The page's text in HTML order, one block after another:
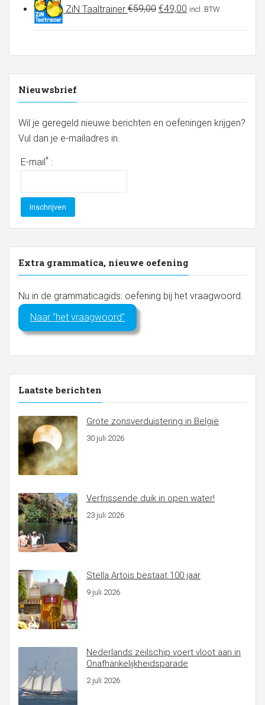
ZiN Taaltrainer €59,00
was:
€49,00
is:
incl. BTW
Nieuwsbrief
Wil je geregeld nieuwe berichten en oefeningen krijgen?
Vul dan je e-mailadres in.
E-mail * :
Extra grammatica, nieuwe oefening
Nu in de grammaticagids: oefening bij het vraagwoord.
Naar "het vraagwoord"
Laatste berichten
Grote zonsverduistering in België
30 juli 2026
Verfrissende duik in open water!
23 juli 2026
Stella Artois bestaat 100 jaar
9 juli 2026
Nederlands zeilschip voert vloot aan in
Onafhankelijkheidsparade
2 juli 2026